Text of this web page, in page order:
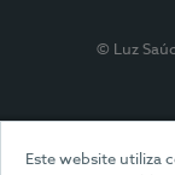
Este website utiliza
© Luz